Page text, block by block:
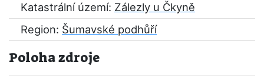
Katastrální území: Zálezly u Čkyně
Region: Šumavské podhůří
Poloha zdroje